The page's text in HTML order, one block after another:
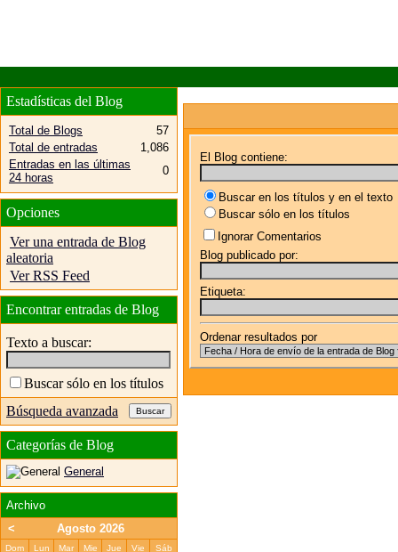
El Blog contiene:
Buscar en los títulos y en el texto
Buscar sólo en los títulos
Ignorar Comentarios
Blog publicado por:
Etiqueta:
Ordenar resultados por
Estadísticas del Blog
Total de Blogs
57
Total de entradas
1,086
Entradas en las últimas
24 horas
0
Opciones
Ver una entrada de Blog
aleatoria
Ver RSS Feed
Encontrar entradas de Blog
Texto a buscar:
Buscar sólo en los títulos
Búsqueda avanzada
Categorías de Blog
General
Archivo
<
Agosto 2026
Dom Lun Mar Mie Jue Vie
Sáb